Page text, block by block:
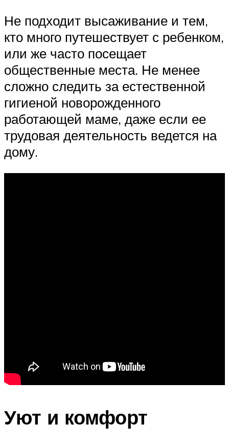
Не подходит высаживание и тем,
кто много путешествует с ребенком,
или же часто посещает
общественные места. Не менее
сложно следить за естественной
гигиеной новорожденного
работающей маме, даже если ее
трудовая деятельность ведется на
дому.
Уют и комфорт